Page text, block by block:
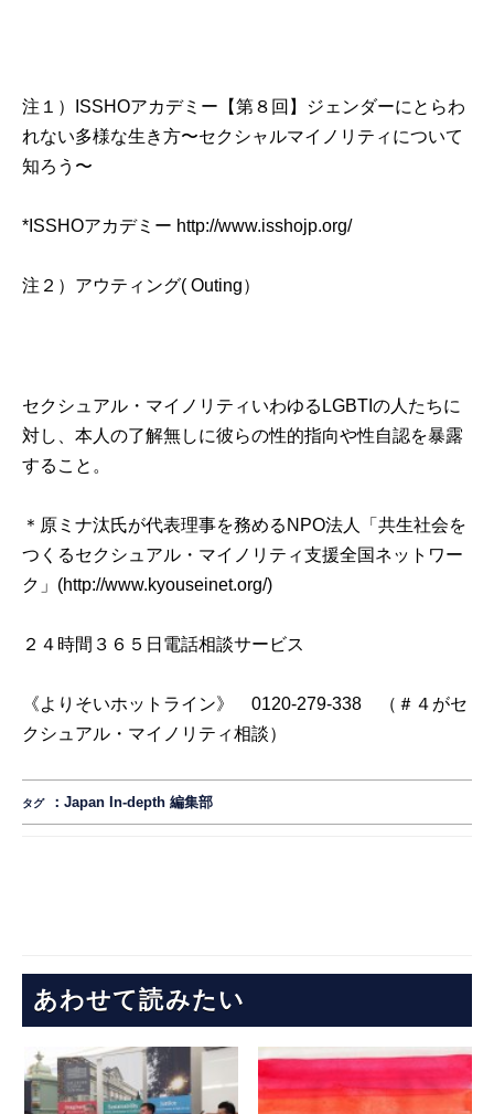
注１）ISSHOアカデミー【第８回】ジェンダーにとらわ
れない多様な生き方〜セクシャルマイノリティについて
知ろう〜
*ISSHOアカデミー http://www.isshojp.org/
注２）アウティング( Outing）
セクシュアル・マイノリティいわゆるLGBTIの人たちに
対し、本人の了解無しに彼らの性的指向や性自認を暴露
すること。
＊原ミナ汰氏が代表理事を務めるNPO法人「共生社会を
つくるセクシュアル・マイノリティ支援全国ネットワー
ク」(http://www.kyouseinet.org/)
２４時間３６５日電話相談サービス
《よりそいホットライン》 0120-279-338 （＃４がセ
クシュアル・マイノリティ相談）
タグ ：Japan In-depth 編集部
あわせて読みたい